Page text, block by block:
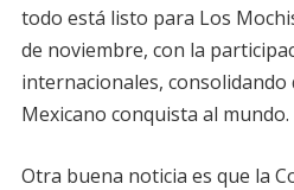
todo está listo para Los
de noviembre, con la
internacionales, consolidando
Mexicano conquista al mundo.
Otra buena noticia es que la